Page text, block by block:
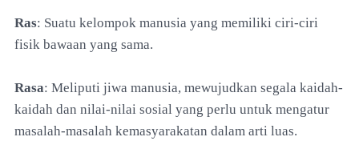
Ras: Suatu kelompok manusia yang memiliki ciri-ciri
fisik bawaan yang sama.
Rasa: Meliputi jiwa manusia, mewujudkan segala kaidah-
kaidah dan nilai-nilai sosial yang perlu untuk mengatur
masalah-masalah kemasyarakatan dalam arti luas.